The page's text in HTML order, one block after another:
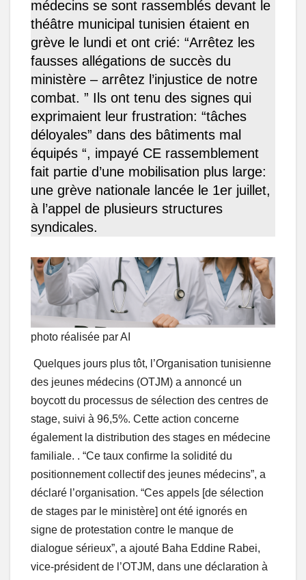
médecins se sont rassemblés devant le
théâtre municipal tunisien étaient en
grève le lundi et ont crié: “Arrêtez les
fausses allégations de succès du
ministère – arrêtez l’injustice de notre
combat. ” Ils ont tenu des signes qui
exprimaient leur frustration: “tâches
déloyales” dans des bâtiments mal
équipés “, impayé CE rassemblement
fait partie d’une mobilisation plus large:
une grève nationale lancée le 1er juillet,
à l’appel de plusieurs structures
syndicales.
photo réalisée par AI
Quelques jours plus tôt, l’Organisation tunisienne
des jeunes médecins (OTJM) a annoncé un
boycott du processus de sélection des centres de
stage, suivi à 96,5%. Cette action concerne
également la distribution des stages en médecine
familiale. . “Ce taux confirme la solidité du
positionnement collectif des jeunes médecins”, a
déclaré l’organisation. “Ces appels [de sélection
de stages par le ministère] ont été ignorés en
signe de protestation contre le manque de
dialogue sérieux”, a ajouté Baha Eddine Rabei,
vice-président de l’OTJM, dans une déclaration à